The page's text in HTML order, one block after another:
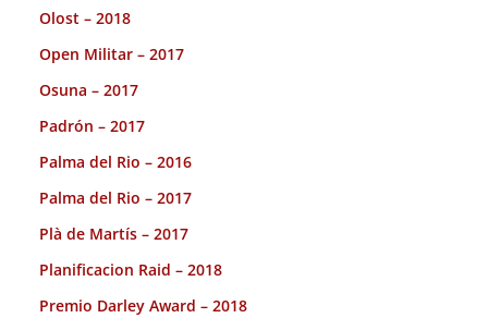
Olost – 2018
Open Militar – 2017
Osuna – 2017
Padrón – 2017
Palma del Rio – 2016
Palma del Rio – 2017
Plà de Martís – 2017
Planificacion Raid – 2018
Premio Darley Award – 2018